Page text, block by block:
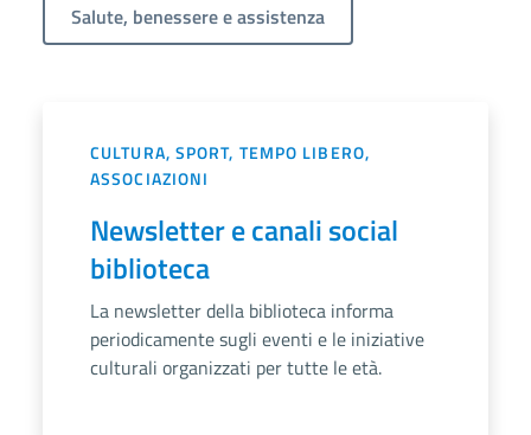
Salute, benessere e assistenza
CULTURA, SPORT, TEMPO LIBERO,
ASSOCIAZIONI
Newsletter e canali social
biblioteca
La newsletter della biblioteca informa
periodicamente sugli eventi e le iniziative
culturali organizzati per tutte le età.